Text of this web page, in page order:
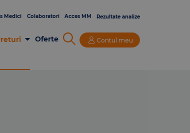
Medici Colaboratori Acces MM Rezultate analize
Laborator
si Investigatii
Oferte Contul meu